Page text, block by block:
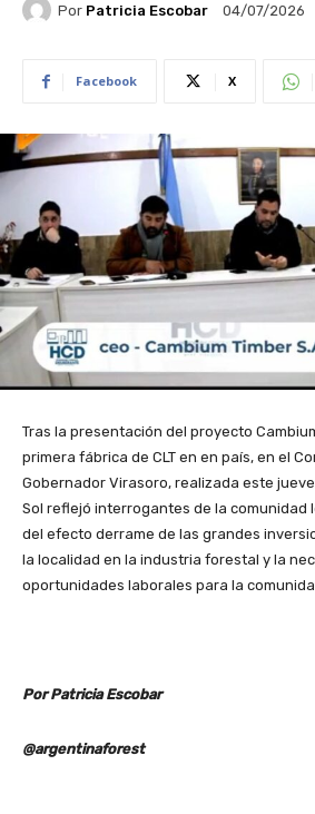
Por Patricia Escobar 04/07/2026
Facebook X
Tras la presentación del proyecto
primera fábrica de CLT en en país, en el
Gobernador Virasoro, realizada este
Sol reflejó interrogantes de la comunidad
del efecto derrame de las grandes
la localidad en la industria forestal y la
oportunidades laborales para la
Por Patricia Escobar
@argentinaforest